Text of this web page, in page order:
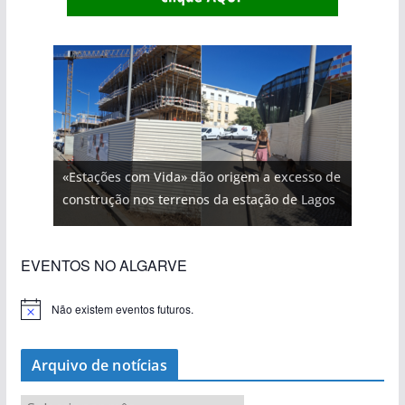
«Estações com Vida» dão origem a excesso de
construção nos terrenos da estação de Lagos
EVENTOS NO ALGARVE
Não existem eventos futuros.
Arquivo de notícias